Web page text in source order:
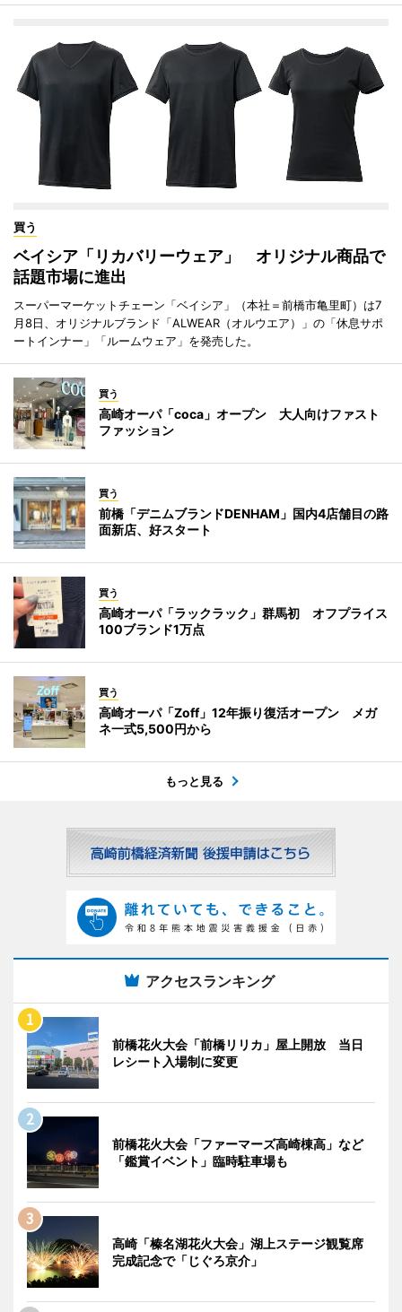
買う
ベイシア「リカバリーウェア」 オリジナル商品で
話題市場に進出
スーパーマーケットチェーン「ベイシア」（本社＝前橋市亀里町）は7
月8日、オリジナルブランド「ALWEAR（オルウエア）」の「休息サポ
ートインナー」「ルームウェア」を発売した。
買う
高崎オーパ「coca」オープン 大人向けファスト
ファッション
買う
前橋「デニムブランドDENHAM」国内4店舗目の路
面新店、好スタート
買う
高崎オーパ「ラックラック」群馬初 オフプライス
100ブランド1万点
買う
高崎オーパ「Zoff」12年振り復活オープン メガ
ネ一式5,500円から
もっと見る
アクセスランキング
前橋花火大会「前橋リリカ」屋上開放 当日
レシート入場制に変更
前橋花火大会「ファーマーズ高崎棟高」など
「鑑賞イベント」臨時駐車場も
高崎「榛名湖花火大会」湖上ステージ観覧席
完成記念で「じぐろ京介」